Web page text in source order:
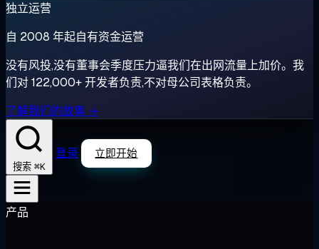
独立运营
自 2008 年起自有资金运营
没有风投,没有董事会季度压力逼我们在出网流量上加价。我
们对 122,000+ 开发者负责,不对母公司表格负责。
了解我们的故事 →
搜索 ⌘K
登录 立即开始
产品